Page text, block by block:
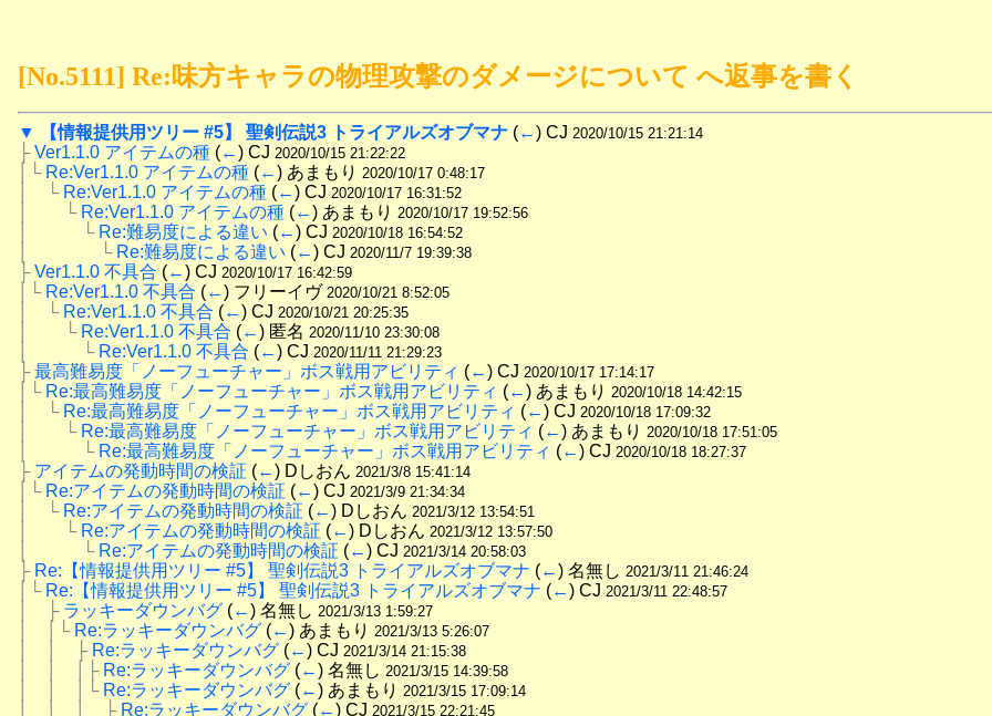
[No.5111] Re:味方キャラの物理攻撃のダメージについて へ返事を書く
▼ 【情報提供用ツリー #5】 聖剣伝説3 トライアルズオブマナ (←) CJ 2020/10/15 21:21:14
├ Ver1.1.0 アイテムの種 (←) CJ 2020/10/15 21:22:22
│└ Re:Ver1.1.0 アイテムの種 (←) あまもり 2020/10/17 0:48:17
│　└ Re:Ver1.1.0 アイテムの種 (←) CJ 2020/10/17 16:31:52
│　　└ Re:Ver1.1.0 アイテムの種 (←) あまもり 2020/10/17 19:52:56
│　　　└ Re:難易度による違い (←) CJ 2020/10/18 16:54:52
│　　　　└ Re:難易度による違い (←) CJ 2020/11/7 19:39:38
├ Ver1.1.0 不具合 (←) CJ 2020/10/17 16:42:59
│└ Re:Ver1.1.0 不具合 (←) フリーイヴ 2020/10/21 8:52:05
│　└ Re:Ver1.1.0 不具合 (←) CJ 2020/10/21 20:25:35
│　　└ Re:Ver1.1.0 不具合 (←) 匿名 2020/11/10 23:30:08
│　　　└ Re:Ver1.1.0 不具合 (←) CJ 2020/11/11 21:29:23
├ 最高難易度「ノーフューチャー」ボス戦用アビリティ (←) CJ 2020/10/17 17:14:17
│└ Re:最高難易度「ノーフューチャー」ボス戦用アビリティ (←) あまもり 2020/10/18 14:42:15
│　└ Re:最高難易度「ノーフューチャー」ボス戦用アビリティ (←) CJ 2020/10/18 17:09:32
│　　└ Re:最高難易度「ノーフューチャー」ボス戦用アビリティ (←) あまもり 2020/10/18 17:51:05
│　　　└ Re:最高難易度「ノーフューチャー」ボス戦用アビリティ (←) CJ 2020/10/18 18:27:37
├ アイテムの発動時間の検証 (←) Dしおん 2021/3/8 15:41:14
│└ Re:アイテムの発動時間の検証 (←) CJ 2021/3/9 21:34:34
│　└ Re:アイテムの発動時間の検証 (←) Dしおん 2021/3/12 13:54:51
│　　└ Re:アイテムの発動時間の検証 (←) Dしおん 2021/3/12 13:57:50
│　　　└ Re:アイテムの発動時間の検証 (←) CJ 2021/3/14 20:58:03
├ Re:【情報提供用ツリー #5】 聖剣伝説3 トライアルズオブマナ (←) 名無し 2021/3/11 21:46:24
│└ Re:【情報提供用ツリー #5】 聖剣伝説3 トライアルズオブマナ (←) CJ 2021/3/11 22:48:57
│　├ ラッキーダウンバグ (←) 名無し 2021/3/13 1:59:27
│　│└ Re:ラッキーダウンバグ (←) あまもり 2021/3/13 5:26:07
│　│　├ Re:ラッキーダウンバグ (←) CJ 2021/3/14 21:15:38
│　│　│├ Re:ラッキーダウンバグ (←) 名無し 2021/3/15 14:39:58
│　│　│└ Re:ラッキーダウンバグ (←) あまもり 2021/3/15 17:09:14
│　│　│　├ Re:ラッキーダウンバグ (←) CJ 2021/3/15 22:21:45